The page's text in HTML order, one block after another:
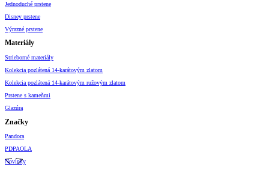
Jednoduché prstene
Disney prstene
Výrazné prstene
Materiály
Strieborné materiály
Kolekcia pozlátená 14-karátovým zlatom
Kolekcia pozlátená 14-karátovým ružovým zlatom
Prstene s kameňmi
Glazúra
Značky
Pandora
PDPAOLA
Novinky